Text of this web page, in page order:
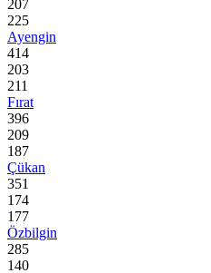
207
225
Ayengin
414
203
211
Fırat
396
209
187
Çükan
351
174
177
Özbilgin
285
140